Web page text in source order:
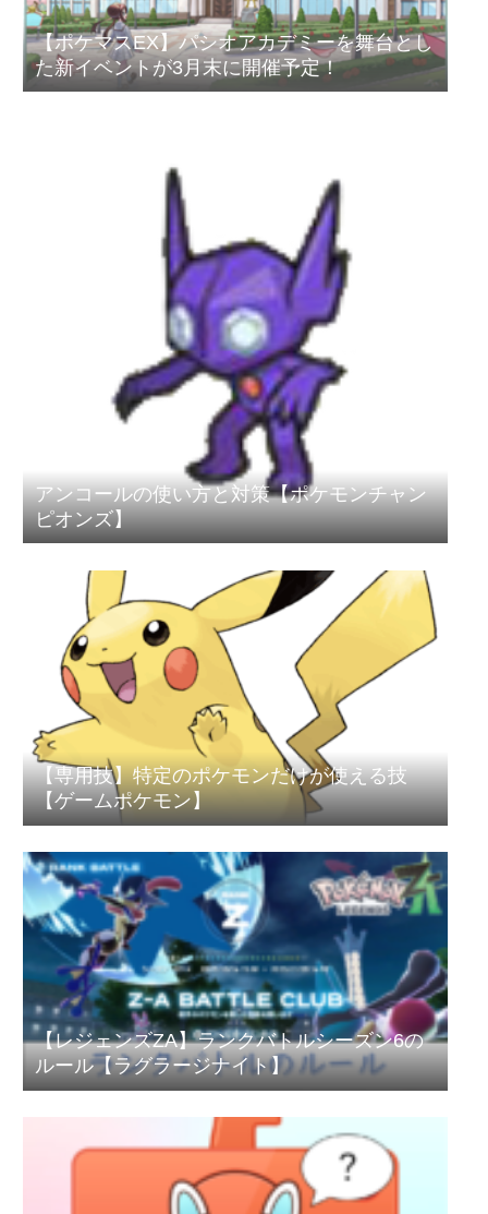
【ポケマスEX】パシオアカデミーを舞台とし
た新イベントが3月末に開催予定！
アンコールの使い方と対策【ポケモンチャン
ピオンズ】
【専用技】特定のポケモンだけが使える技
【ゲームポケモン】
【レジェンズZA】ランクバトルシーズン6の
ルール【ラグラージナイト】